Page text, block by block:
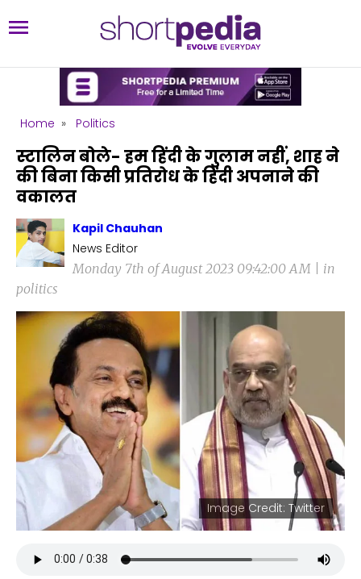
Home » Politics
स्टालिन बोले- हम हिंदी के गुलाम नहीं, शाह ने
की बिना किसी प्रतिरोध के हिंदी अपनाने की
वकालत
Kapil Chauhan
News Editor
Monday 7th of August 2023 09:42:00 AM | in
politics
Image Credit: Twitter